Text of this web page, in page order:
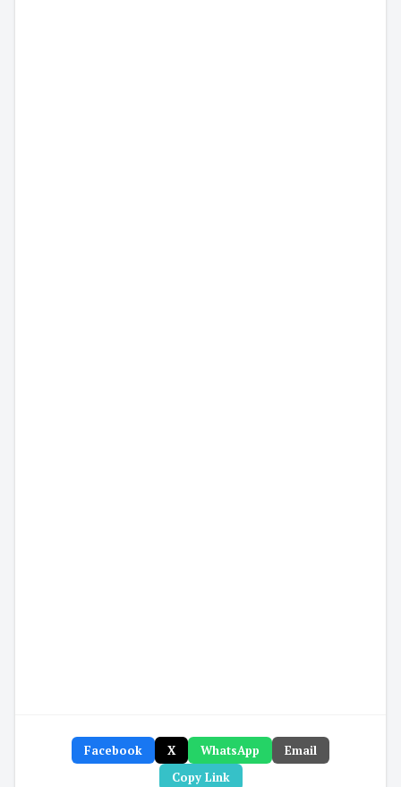
Facebook X WhatsApp
Email
Copy Link